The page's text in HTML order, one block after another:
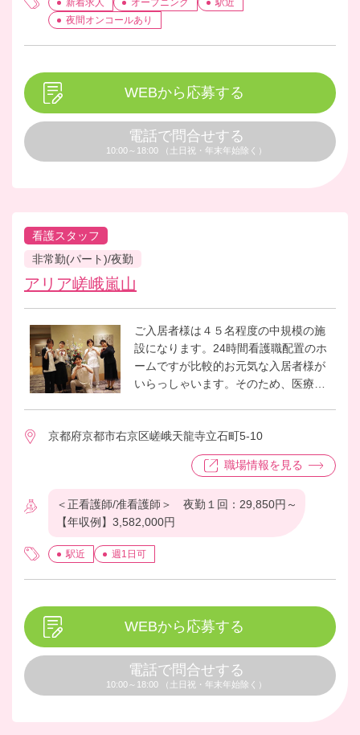
ームつくりをおこなう喜びを感じたい
新着求人 オープニング
駅近
夜間オンコールあり
WEBから応募する
電話で問合せする
10:00～18:00 （土日祝・年末年始除く）
看護スタッフ
非常勤(パート)/夜勤
アリア嵯峨嵐山
ご入居者様は４５名程度の中規模の施
設になります。24時間看護職配置のホ
ームですが比較的お元気な入居者様が
いらっしゃいます。そのため、医療依
などが主な仕事になっております。働
くスタッフ同士の仲も良く、働きやす
い職場です。
京都府京都市右京区嵯峨天龍寺立石町5-10
職場情報を見る
＜正看護師/准看護師＞ 夜勤１回：29,850円～
【年収例】3,582,000円
駅近 週1日可
WEBから応募する
電話で問合せする
10:00～18:00 （土日祝・年末年始除く）